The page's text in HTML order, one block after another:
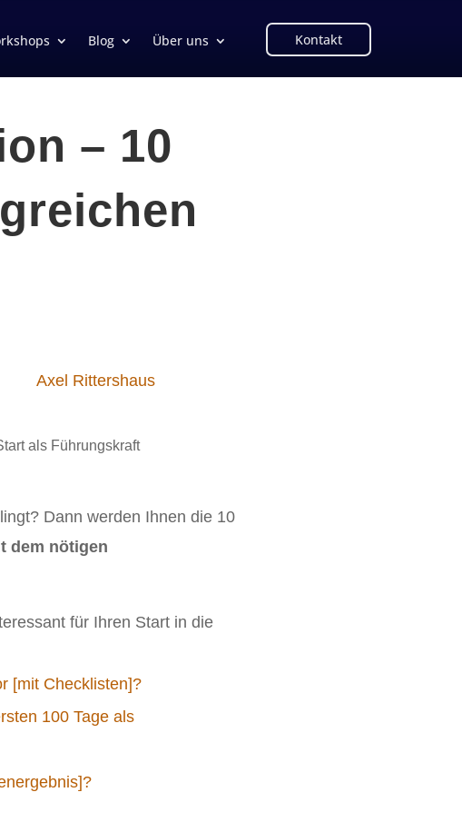
Blog Über uns Kontakt
– 10
Axel Rittershaus
Dann werden Ihnen die 10
dem nötigen
für Ihren Start in die
[mit Checklisten]?
100 Tage als